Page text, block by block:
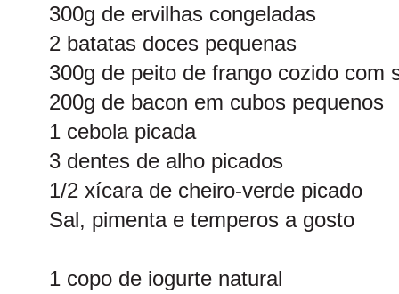
300g de ervilhas congeladas
2 batatas doces pequenas
300g de peito de frango cozido com
200g de bacon em cubos pequenos
1 cebola picada
3 dentes de alho picados
1/2 xícara de cheiro-verde picado
Sal, pimenta e temperos a gosto
1 copo de iogurte natural